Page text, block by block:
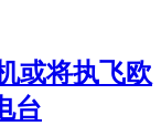
或将执飞欧
台